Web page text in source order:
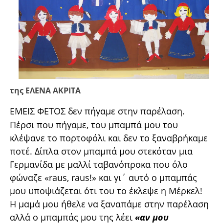
της ΕΛΕΝΑ ΑΚΡΙΤΑ
ΕΜΕΙΣ ΦΕΤΟΣ δεν πήγαμε στην παρέλαση.
Πέρσι που πήγαμε, του μπαμπά μου του
κλέψανε το πορτοφόλι και δεν το ξαναβρήκαμε
ποτέ. Δίπλα στον μπαμπά μου στεκόταν μια
Γερμανίδα με μαλλί ταβανόπροκα που όλο
φώναζε «raus, raus!» και γι΄ αυτό ο μπαμπάς
μου υποψιάζεται ότι του το έκλεψε η Μέρκελ!
Η μαμά μου ήθελε να ξαναπάμε στην παρέλαση
αλλά ο μπαμπάς μου της λέει «αν μου